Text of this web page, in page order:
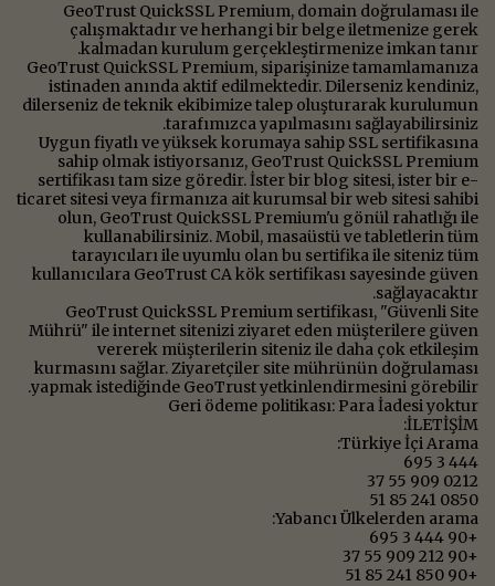
GeoTrust QuickSSL Premium, domain doğrulaması ile
çalışmaktadır ve herhangi bir belge iletmenize gerek
kalmadan kurulum gerçekleştirmenize imkan tanır.
GeoTrust QuickSSL Premium, siparişinize tamamlamanıza
istinaden anında aktif edilmektedir. Dilerseniz kendiniz,
dilerseniz de teknik ekibimize talep oluşturarak kurulumun
tarafımızca yapılmasını sağlayabilirsiniz.
Uygun fiyatlı ve yüksek korumaya sahip SSL sertifikasına
sahip olmak istiyorsanız, GeoTrust QuickSSL Premium
sertifikası tam size göredir. İster bir blog sitesi, ister bir e-
ticaret sitesi veya firmanıza ait kurumsal bir web sitesi sahibi
olun, GeoTrust QuickSSL Premium'u gönül rahatlığı ile
kullanabilirsiniz. Mobil, masaüstü ve tabletlerin tüm
tarayıcıları ile uyumlu olan bu sertifika ile siteniz tüm
kullanıcılara GeoTrust CA kök sertifikası sayesinde güven
sağlayacaktır.
GeoTrust QuickSSL Premium sertifikası, "Güvenli Site
Mührü" ile internet sitenizi ziyaret eden müşterilere güven
vererek müşterilerin siteniz ile daha çok etkileşim
kurmasını sağlar. Ziyaretçiler site mührünün doğrulaması
yapmak istediğinde GeoTrust yetkinlendirmesini görebilir.
Geri ödeme politikası: Para İadesi yoktur
İLETİŞİM:
Türkiye İçi Arama:
444 3 695
0212 909 55 37
0850 241 85 51
Yabancı Ülkelerden arama:
+90 444 3 695
+90 212 909 55 37
+90 850 241 85 51